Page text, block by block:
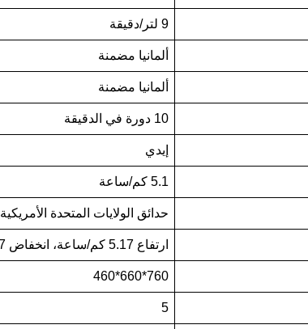
9 لتر/دقيقة
ألمانيا مضمنة
ألمانيا مضمنة
10 دورة في الدقيقة
إيدي
5.1 كم/ساعة
حدائق الولايات المتحدة الأمريكية
ارتفاع 5.17 كم/ساعة، انخفاض 2.7 كم/ساعة
760*660*460
5